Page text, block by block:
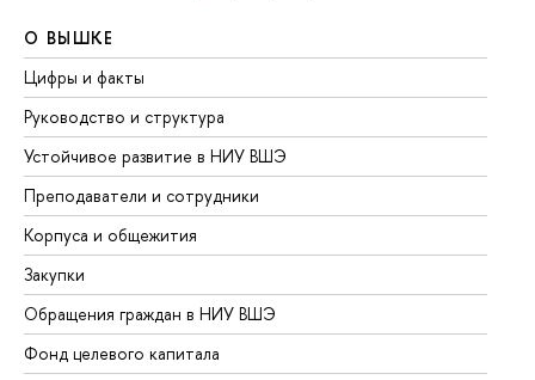
О ВЫШКЕ
Цифры и факты
Руководство и структура
Устойчивое развитие в НИУ ВШЭ
Преподаватели и сотрудники
Корпуса и общежития
Закупки
Обращения граждан в НИУ ВШЭ
Фонд целевого капитала